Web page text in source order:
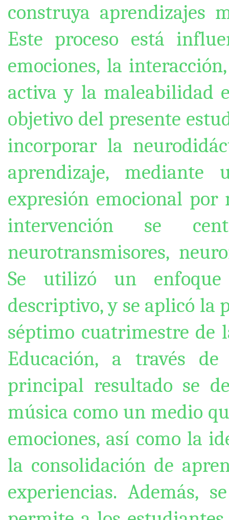
construya aprendizajes
Este proceso está
emociones, la
activa y la maleabilidad
objetivo del presente
incorporar la
aprendizaje,
expresión emocional
intervención se
neurotransmisores,
Se utilizó un
descriptivo, y se aplicó la
séptimo cuatrimestre de
Educación, a través
principal resultado se
música como un medio
emociones, así como la
la consolidación de
experiencias. Además,